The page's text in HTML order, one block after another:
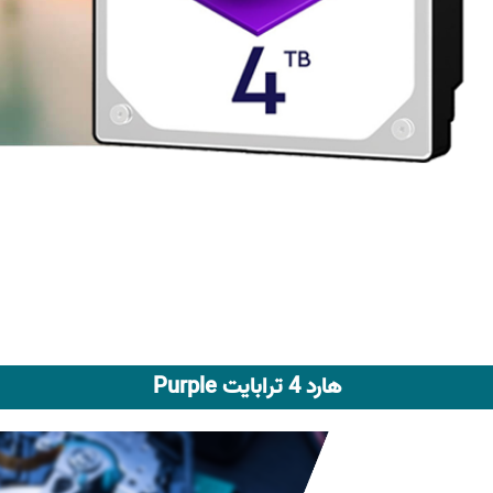
هارد 4 ترابایت Purple